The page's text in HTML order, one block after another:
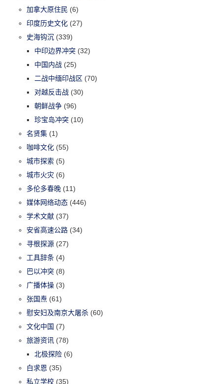
加拿大原住民 (6)
印度历史文化 (27)
史海钩沉 (339)
中印边界冲突 (32)
中国内战 (25)
二战中缅印战区 (70)
对越反击战 (30)
朝鲜战争 (96)
珍宝岛冲突 (10)
名贤集 (1)
咖啡文化 (55)
城市探索 (5)
城市火灾 (6)
多伦多春晚 (11)
媒体网络动态 (446)
学术文献 (37)
安省高速公路 (34)
寻根探源 (27)
工具辞条 (4)
巴以冲突 (8)
广播体操 (3)
张国焘 (61)
慰安妇及南京大屠杀 (60)
文化中国 (7)
旅游资讯 (78)
北极探险 (6)
白求恩 (35)
私立学校 (35)